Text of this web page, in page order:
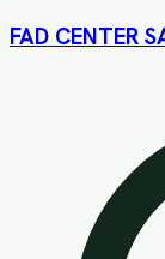
FAD CENTER